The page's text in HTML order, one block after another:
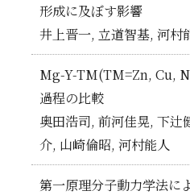
形成に及ぼす影響
井上晋一, 立道智基, 河村
Mg-Y-TM(TM=Zn, Cu,
過程の比較
奥田浩司, 前河佳晃, 下辻
介, 山崎倫昭, 河村能人
第一原理分子動力学法に